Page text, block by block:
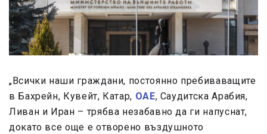
„Всички наши граждани, постоянно пребиваващите
в Бахрейн, Кувейт, Катар, ОАЕ, Саудитска Арабия,
Ливан и Иран – трябва незабавно да ги напуснат,
докато все още е отворено въздушното